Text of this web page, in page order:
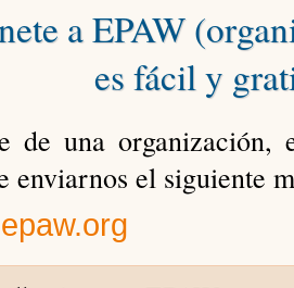
a EPAW
es fácil y
de una organización,
enviarnos el siguiente